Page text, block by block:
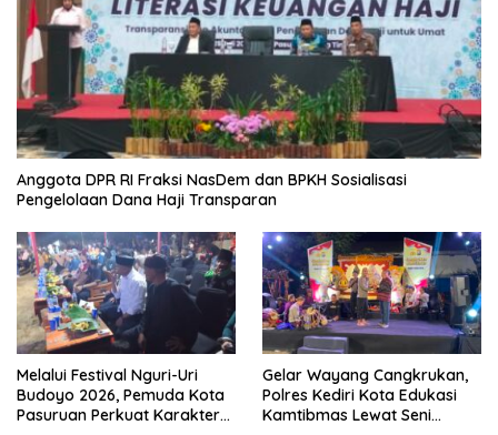
Anggota DPR RI Fraksi NasDem dan BPKH Sosialisasi
Pengelolaan Dana Haji Transparan
Melalui Festival Nguri-Uri
Budoyo 2026, Pemuda Kota
Pasuruan Perkuat Karakter
Gelar Wayang Cangkrukan,
Polres Kediri Kota Edukasi
Kamtibmas Lewat Seni